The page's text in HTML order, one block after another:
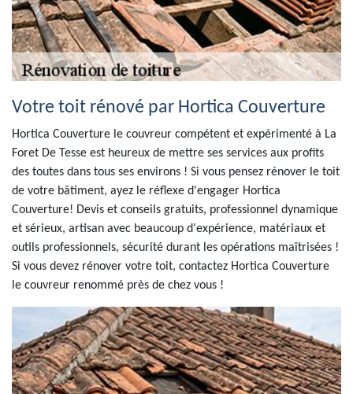
Votre toit rénové par Hortica Couverture
Hortica Couverture le couvreur compétent et expérimenté à La
Foret De Tesse est heureux de mettre ses services aux profits
des toutes dans tous ses environs ! Si vous pensez rénover le toit
de votre bâtiment, ayez le réflexe d'engager Hortica
Couverture! Devis et conseils gratuits, professionnel dynamique
et sérieux, artisan avec beaucoup d'expérience, matériaux et
outils professionnels, sécurité durant les opérations maîtrisées !
Si vous devez rénover votre toit, contactez Hortica Couverture
le couvreur renommé près de chez vous !